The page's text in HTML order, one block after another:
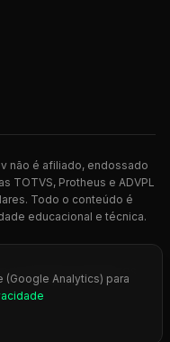
não é afiliado, endossado
TOTVS, Protheus e ADVPL
Todo o conteúdo é
educacional e técnica.
desenvolvedores
Analytics) para